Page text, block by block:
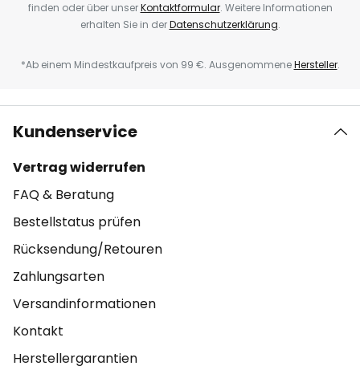
finden oder über unserKontaktformular. Weitere Informationen
erhalten Sie in derDatenschutzerklärung.
*Ab einem Mindestkaufpreis von 99 €. AusgenommeneHersteller.
Kundenservice
Vertrag widerrufen
FAQ & Beratung
Bestellstatus prüfen
Rücksendung/Retouren
Zahlungsarten
Versandinformationen
Kontakt
Herstellergarantien